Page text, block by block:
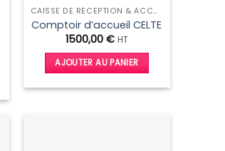
page
du
produit
CAISSE DE RÉCEPTION & ACCUEIL
Comptoir d’accueil CELTE
1500,00 € HT
AJOUTER AU PANIER